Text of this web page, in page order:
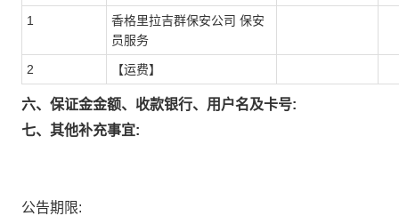
1
香格里拉吉群保安公司 保安
员服务
2 【运费】
六、保证金金额、收款银行、用户名及卡号:
七、其他补充事宜:
公告期限: